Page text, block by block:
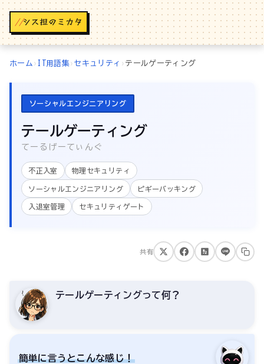
//
ホーム › IT用語集› セキュリティ › テールゲーティング
ソーシャルエンジニアリング
テールゲーティング
てーるげーてぃんぐ
不正入室 物理セキュリティ
ソーシャルエンジニアリング ピギーバッキング
入退室管理 セキュリティゲート
共有
テールゲーティングって何？
簡単に言うとこんな感じ！